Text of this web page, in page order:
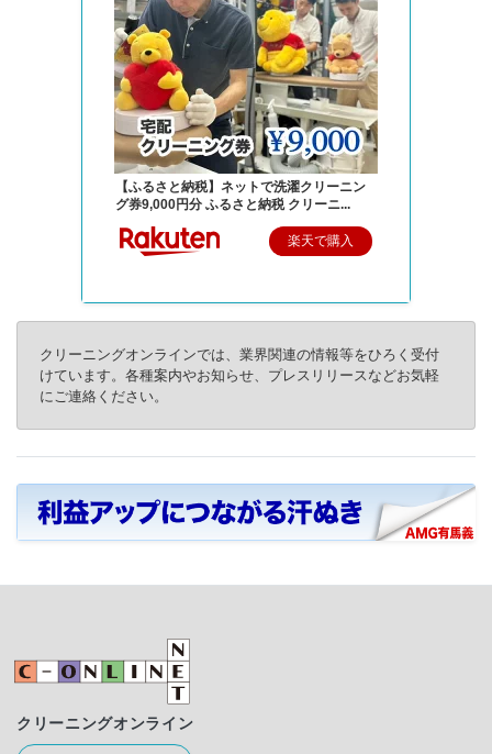
【ふるさと納税】ネットで洗濯クリーニン
グ券9,000円分 ふるさと納税 クリーニ...
楽天で購入
クリーニングオンラインでは、業界関連の情報等をひろく受付
けています。各種案内やお知らせ、プレスリリースなどお気軽
にご連絡ください。
クリーニングオンライン